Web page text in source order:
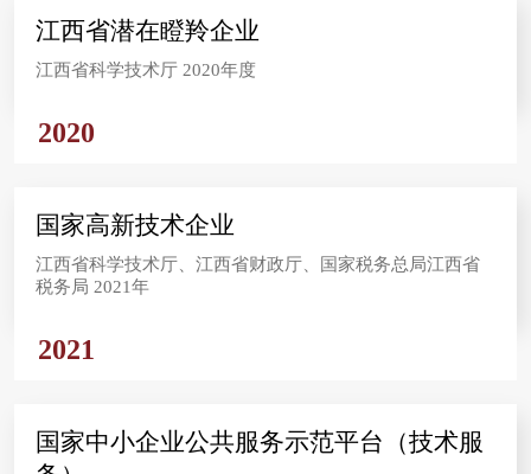
江西省潜在瞪羚企业
江西省科学技术厅 2020年度
2020
国家高新技术企业
江西省科学技术厅、江西省财政厅、国家税务总局江西省
税务局 2021年
2021
国家中小企业公共服务示范平台（技术服